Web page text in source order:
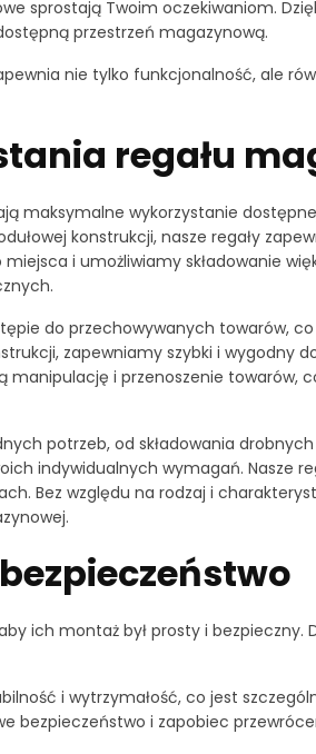
sprostają Twoim oczekiwaniom.
przestrzeń magazynową.
nie tylko funkcjonalność, ale
regału
maksymalne wykorzystanie
konstrukcji, nasze regały
i umożliwiamy składowanie
do przechowywanych towarów,
zapewniamy szybki i wygodny
i przenoszenie towarów,
potrzeb, od składowania
indywidualnych wymagań. Nasze
Bez względu na rodzaj i
ich montaż był prosty i bezpieczny.
i wytrzymałość, co jest
bezpieczeństwo i zapobiec